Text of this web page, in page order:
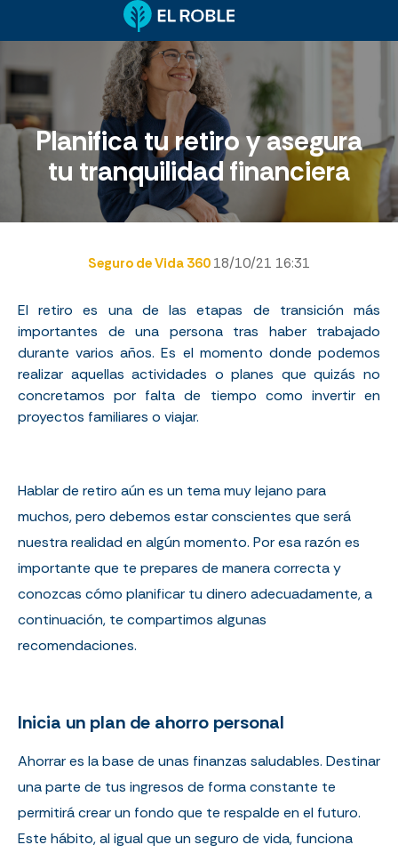
Planifica tu retiro y asegura
tu tranquilidad financiera
Seguro de Vida 360 18/10/21 16:31
El retiro es una de las etapas de transición más
importantes de una persona tras haber trabajado
durante varios años. Es el momento donde podemos
realizar aquellas actividades o planes que quizás no
concretamos por falta de tiempo como invertir en
proyectos familiares o viajar.
Hablar de retiro aún es un tema muy lejano para
muchos, pero debemos estar conscientes que será
nuestra realidad en algún momento. Por esa razón es
importante que te prepares de manera correcta y
conozcas cómo planificar tu dinero adecuadamente, a
continuación, te compartimos algunas
recomendaciones.
Inicia un plan de ahorro personal
Ahorrar es la base de unas finanzas saludables. Destinar
una parte de tus ingresos de forma constante te
permitirá crear un fondo que te respalde en el futuro.
Este hábito, al igual que un seguro de vida, funciona